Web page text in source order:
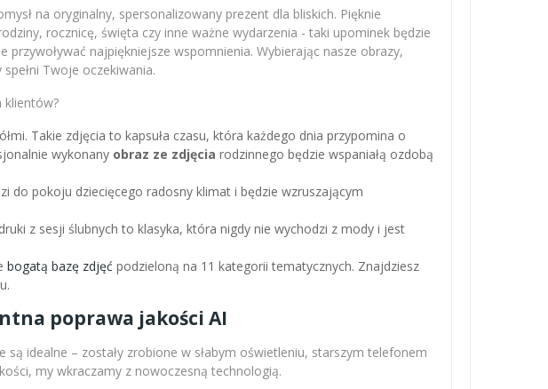
na oryginalny, spersonalizowany prezent dla bliskich. Pięknie
rocznicę, święta czy inne ważne wydarzenia - taki upominek będzie
najpiękniejsze wspomnienia. Wybierając nasze obrazy,
Twoje oczekiwania.
klientów?
Takie zdjęcia to kapsuła czasu, która każdego dnia przypomina o
wykonany obraz ze zdjęcia rodzinnego będzie wspaniałą ozdobą
do pokoju dziecięcego radosny klimat i będzie wzruszającym
z sesji ślubnych to klasyka, która nigdy nie wychodzi z mody i jest
bogatą bazę zdjęć podzieloną na 11 kategorii tematycznych. Znajdziesz
poprawa jakości AI
idealne – zostały zrobione w słabym oświetleniu, starszym telefonem
my wkraczamy z nowoczesną technologią.